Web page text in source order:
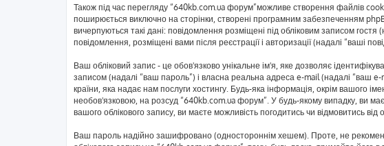
Також під час перегляду “640kb.com.ua форум”можливе створення файлів
поширюється виключно на сторінки, створені програмним забезпеченням
вичерпуються такі дані: повідомлення розміщені під обліковим записом
повідомлення, розміщені вами після реєстрації і авторизації (надалі “ваші
Ваш обліковий запис - це обов'язково унікальне ім'я, яке дозволяє
записом (надалі “ваш пароль”) і власна реальна адреса e-mail (надалі “ваш
країни, яка надає нам послуги хостингу. Будь-яка інформація, окрім вашого
необов'язковою, на розсуд “640kb.com.ua форум”. У будь-якому випадку, ви
вашого облікового запису, ви маєте можливість погодитись чи відмовитись
Ваш пароль надійно зашифровано (одностороннім хешем). Проте, не